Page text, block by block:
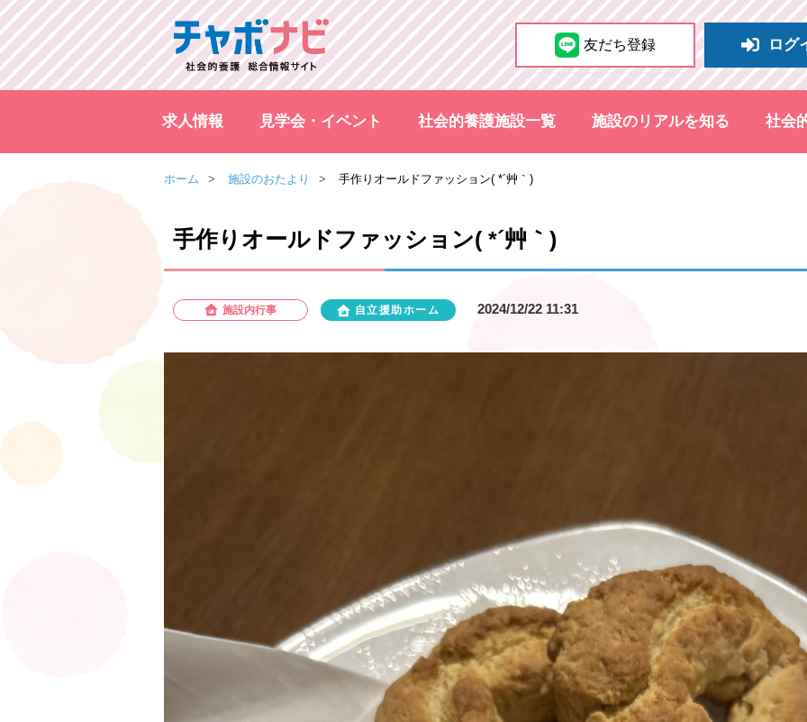
友だち登録 ログ
求人情報 見学会・イベント 社会的養護施設一覧 施設のリアルを知る 社会
ホーム 施設のおたより 手作りオールドファッション( *´艸｀)
手作りオールドファッション( *´艸｀)
施設内行事 自立援助ホーム 2024/12/22 11:31